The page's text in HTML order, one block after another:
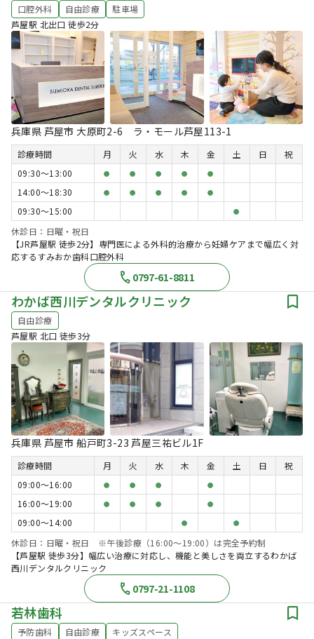
口腔外科 自由診療
駐車場
芦屋駅 北出口 徒歩2分
兵庫県 芦屋市 大原町2-6 ラ・モール芦屋113-1
診療時間 月 火 水 木 金 土 日
祝
09:30〜13:00
● ● ● ● ●
14:00〜18:30 ● ● ● ● ●
09:30〜15:00 ●
休診日：日曜・祝日
【JR芦屋駅 徒歩2分】専門医による外科的治療から妊婦ケアまで幅広く対
応するすみおか歯科口腔外科
0797-61-8811
わかば西川デンタルクリニック
自由診療
芦屋駅 北口 徒歩3分
兵庫県 芦屋市 船戸町3-23 芦屋三祐ビル1F
診療時間 月 火 水 木 金 土 日
祝
09:00〜16:00
● ● ● ●
16:00〜19:00 ● ● ● ●
09:00〜14:00 ● ●
休診日：日曜・祝日 ※午後診療（16:00〜19:00）は完全予約制
【芦屋駅 徒歩3分】幅広い治療に対応し、機能と美しさを両立するわかば
西川デンタルクリニック
0797-21-1108
若林歯科
予防歯科 自由診療
キッズスペース